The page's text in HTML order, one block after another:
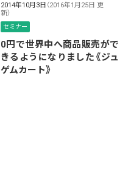
2014年10月3日 （2016年1月25日 更
新）
セミナー
0円で世界中へ商品販売がで
きるようになりました《ジュ
ゲムカート》